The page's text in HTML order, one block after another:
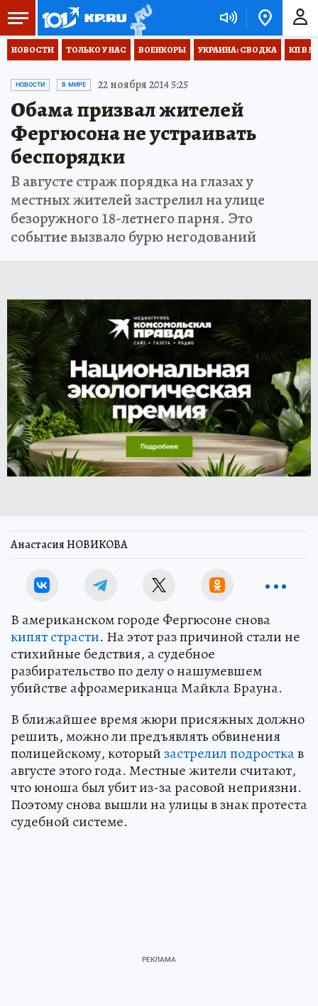
НОВОСТИ ТОЛЬКО У НАС ВОЕНКОРЫ УКРАИНА: СВОДКА КП В
НОВОСТИ В МИРЕ 22 ноября 2014 5:25
Обама призвал жителей
Фергюсона не устраивать
беспорядки
В августе страж порядка на глазах у
местных жителей застрелил на улице
безоружного 18-летнего парня. Это
событие вызвало бурю негодований
Анастасия НОВИКОВА
В американском городе Фергюсоне снова
кипят страсти. На этот раз причиной стали не
стихийные бедствия, а судебное
разбирательство по делу о нашумевшем
убийстве афроамериканца Майкла Брауна.
В ближайшее время жюри присяжных должно
решить, можно ли предъявлять обвинения
полицейскому, который застрелил подросткав
августе этого года. Местные жители считают,
что юноша был убит из-за расовой неприязни.
Поэтому снова вышли на улицы в знак протеста
судебной системе.